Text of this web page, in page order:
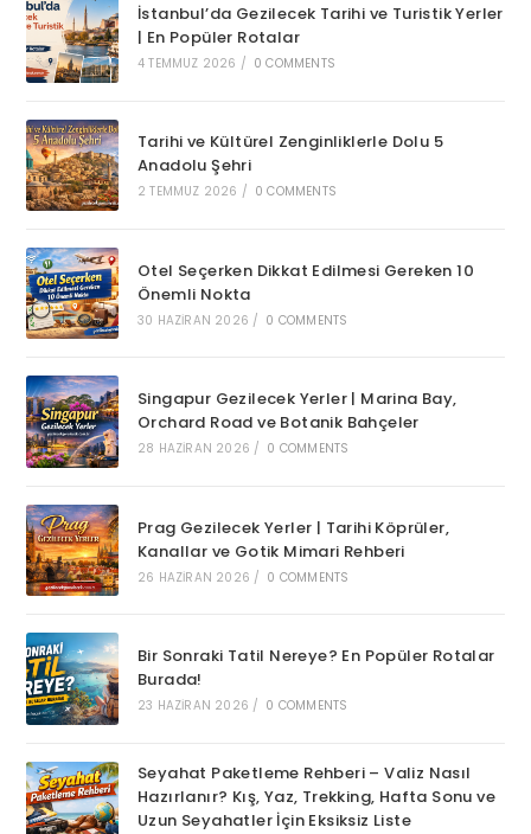
İstanbul’da Gezilecek Tarihi ve Turistik Yerler
| En Popüler Rotalar
4 TEMMUZ 2026 / 0 COMMENTS
Tarihi ve Kültürel Zenginliklerle Dolu 5
Anadolu Şehri
2 TEMMUZ 2026 / 0 COMMENTS
Otel Seçerken Dikkat Edilmesi Gereken 10
Önemli Nokta
30 HAZIRAN 2026 / 0 COMMENTS
Singapur Gezilecek Yerler | Marina Bay,
Orchard Road ve Botanik Bahçeler
28 HAZIRAN 2026 / 0 COMMENTS
Prag Gezilecek Yerler | Tarihi Köprüler,
Kanallar ve Gotik Mimari Rehberi
26 HAZIRAN 2026 / 0 COMMENTS
Bir Sonraki Tatil Nereye? En Popüler Rotalar
Burada!
23 HAZIRAN 2026 / 0 COMMENTS
Seyahat Paketleme Rehberi – Valiz Nasıl
Hazırlanır? Kış, Yaz, Trekking, Hafta Sonu ve
Uzun Seyahatler İçin Eksiksiz Liste